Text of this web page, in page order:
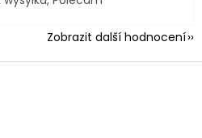
Zobrazit další hodnocení